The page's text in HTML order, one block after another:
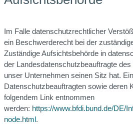
Im Falle datenschutzrechtlicher
ein Beschwerderecht bei der
Zuständige Aufsichtsbehörde in
der Landesdatenschutzbeauftragte
unser Unternehmen seinen Sitz hat.
Datenschutzbeauftragten sowie deren
folgendem Link entnommen
werden: https://www.bfdi.bund.de/DE/
node.html.